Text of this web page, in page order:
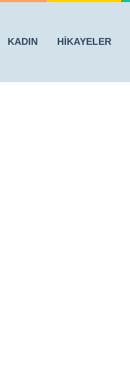
KADIN HİKAYELER